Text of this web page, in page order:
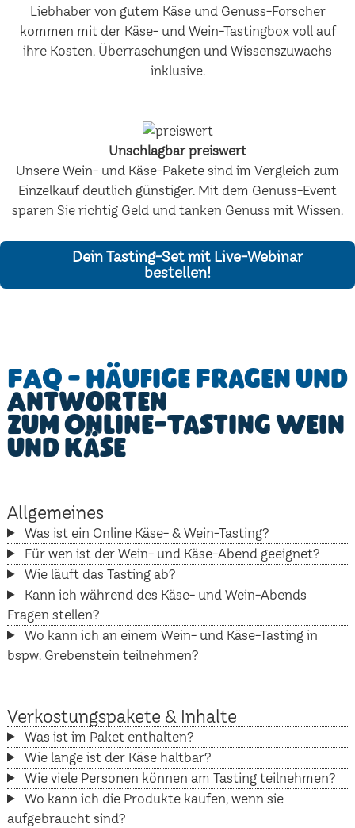
Liebhaber von gutem Käse und Genuss-Forscher
kommen mit der Käse- und Wein-Tastingbox voll auf
ihre Kosten. Überraschungen und Wissenszuwachs
inklusive.
Unschlagbar preiswert
Unsere Wein- und Käse-Pakete sind im Vergleich zum
Einzelkauf deutlich günstiger. Mit dem Genuss-Event
sparen Sie richtig Geld und tanken Genuss mit Wissen.
Dein Tasting-Set mit Live-Webinar
bestellen!
FAQ - Häufige Fragen und
Antworten
zum Online-Tasting Wein
und Käse
Allgemeines
Was ist ein Online Käse- & Wein-Tasting?
Für wen ist der Wein- und Käse-Abend geeignet?
Wie läuft das Tasting ab?
Kann ich während des Käse- und Wein-Abends
Fragen stellen?
Wo kann ich an einem Wein- und Käse-Tasting in
bspw. Grebenstein teilnehmen?
Verkostungspakete & Inhalte
Was ist im Paket enthalten?
Wie lange ist der Käse haltbar?
Wie viele Personen können am Tasting teilnehmen?
Wo kann ich die Produkte kaufen, wenn sie
aufgebraucht sind?